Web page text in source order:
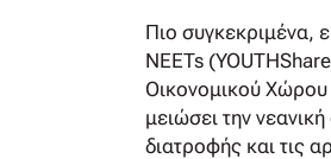
Πιο συγκεκριμένα,
NEETs
Οικονομικού
μειώσει την
διατροφής και τις